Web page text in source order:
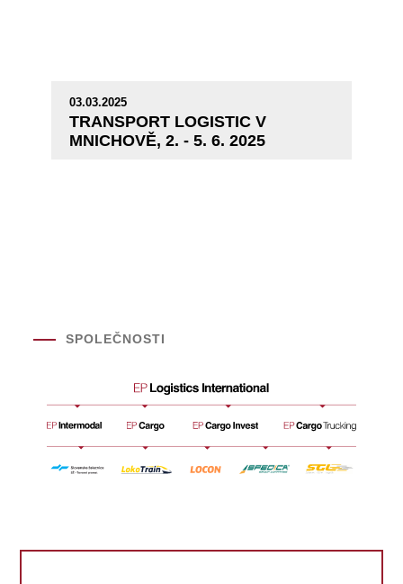
03.03.2025
TRANSPORT LOGISTIC V
MNICHOVĚ, 2. - 5. 6. 2025
SPOLEČNOSTI